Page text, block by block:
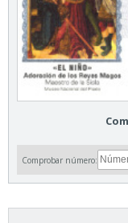
Comprobar número: